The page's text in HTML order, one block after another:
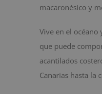
macaronésico y
Vive en el
que puede
acantilados
Canarias hasta la